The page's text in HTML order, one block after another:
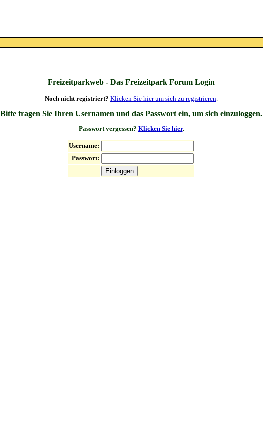
Freizeitparkweb - Das Freizeitpark Forum Login
Noch nicht registriert? Klicken Sie hier um sich zu registrieren.
Bitte tragen Sie Ihren Usernamen und das Passwort ein, um sich einzuloggen.
Passwort vergessen? Klicken Sie hier.
Username:
Passwort: